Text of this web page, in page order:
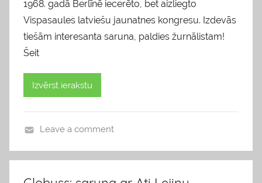
1968. gadā Berlīnē iecerēto, bet aizliegto
Vispasaules latviešu jaunatnes kongresu. Izdevās
tiešām interesanta saruna, paldies žurnālistam!
Šeit
Izvērst ierakstu
l
Leave a comment